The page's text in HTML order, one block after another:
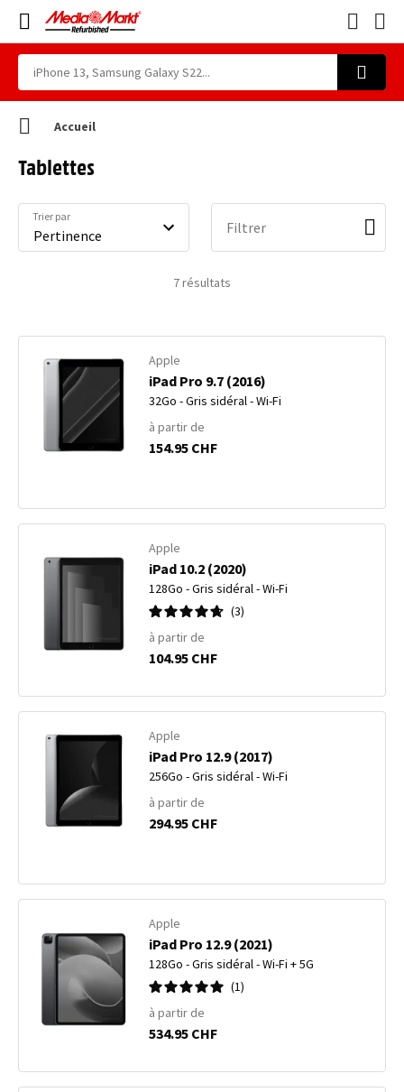
Accueil
Tablettes
7résultats
Trier par
Filtrer
Apple
iPad Pro 9.7 (2016)
32Go - Gris sidéral - Wi-Fi
à partir de
154.95 CHF
Apple
iPad 10.2 (2020)
128Go - Gris sidéral - Wi-Fi
3
à partir de
104.95 CHF
Apple
iPad Pro 12.9 (2017)
256Go - Gris sidéral - Wi-Fi
à partir de
294.95 CHF
Apple
iPad Pro 12.9 (2021)
128Go - Gris sidéral - Wi-Fi + 5G
1
à partir de
534.95 CHF